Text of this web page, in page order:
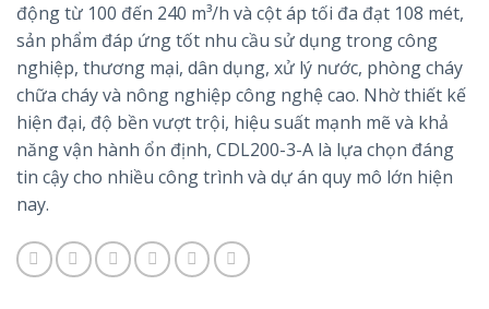
động từ 100 đến 240 m³/h và cột áp tối đa đạt 108 mét,
sản phẩm đáp ứng tốt nhu cầu sử dụng trong công
nghiệp, thương mại, dân dụng, xử lý nước, phòng cháy
chữa cháy và nông nghiệp công nghệ cao. Nhờ thiết kế
hiện đại, độ bền vượt trội, hiệu suất mạnh mẽ và khả
năng vận hành ổn định, CDL200-3-A là lựa chọn đáng
tin cậy cho nhiều công trình và dự án quy mô lớn hiện
nay.